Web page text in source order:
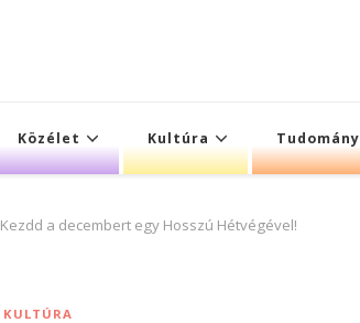
Közélet Kultúra Tudomány
Kezdd a decembert egy Hosszú Hétvégével!
KULTÚRA